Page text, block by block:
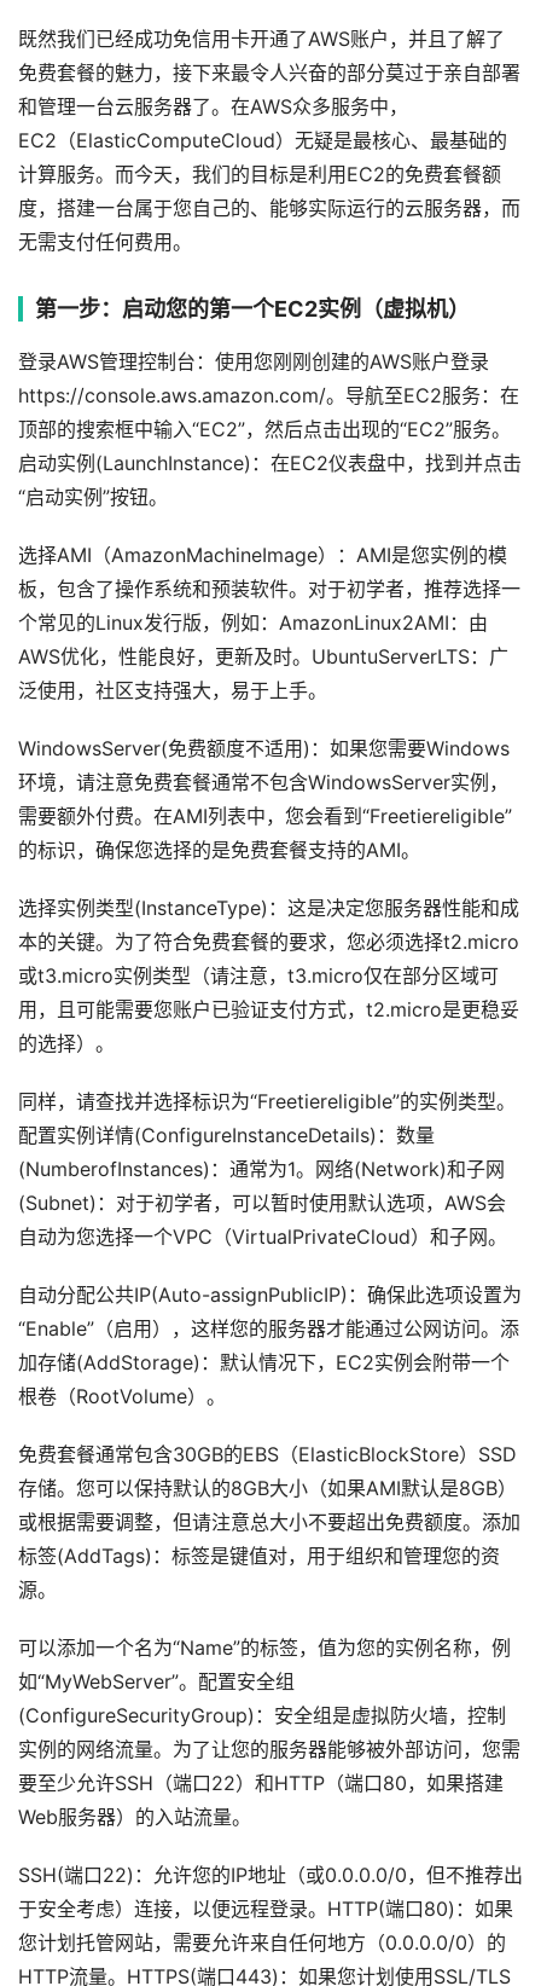
既然我们已经成功免信用卡开通了AWS账户，并且了解了
免费套餐的魅力，接下来最令人兴奋的部分莫过于亲自部署
和管理一台云服务器了。在AWS众多服务中，
EC2（ElasticComputeCloud）无疑是最核心、最基础的
计算服务。而今天，我们的目标是利用EC2的免费套餐额
度，搭建一台属于您自己的、能够实际运行的云服务器，而
无需支付任何费用。
第一步：启动您的第一个EC2实例（虚拟机）
登录AWS管理控制台：使用您刚刚创建的AWS账户登录
https://console.aws.amazon.com/。导航至EC2服务：在
顶部的搜索框中输入“EC2”，然后点击出现的“EC2”服务。
启动实例(LaunchInstance)：在EC2仪表盘中，找到并点击
“启动实例”按钮。
选择AMI（AmazonMachineImage）：AMI是您实例的模
板，包含了操作系统和预装软件。对于初学者，推荐选择一
个常见的Linux发行版，例如：AmazonLinux2AMI：由
AWS优化，性能良好，更新及时。UbuntuServerLTS：广
泛使用，社区支持强大，易于上手。
WindowsServer(免费额度不适用)：如果您需要Windows
环境，请注意免费套餐通常不包含WindowsServer实例，
需要额外付费。在AMI列表中，您会看到“Freetiereligible”
的标识，确保您选择的是免费套餐支持的AMI。
选择实例类型(InstanceType)：这是决定您服务器性能和成
本的关键。为了符合免费套餐的要求，您必须选择t2.micro
或t3.micro实例类型（请注意，t3.micro仅在部分区域可
用，且可能需要您账户已验证支付方式，t2.micro是更稳妥
的选择）。
同样，请查找并选择标识为“Freetiereligible”的实例类型。
配置实例详情(ConfigureInstanceDetails)：数量
(NumberofInstances)：通常为1。网络(Network)和子网
(Subnet)：对于初学者，可以暂时使用默认选项，AWS会
自动为您选择一个VPC（VirtualPrivateCloud）和子网。
自动分配公共IP(Auto-assignPublicIP)：确保此选项设置为
“Enable”（启用），这样您的服务器才能通过公网访问。添
加存储(AddStorage)：默认情况下，EC2实例会附带一个
根卷（RootVolume）。
免费套餐通常包含30GB的EBS（ElasticBlockStore）SSD
存储。您可以保持默认的8GB大小（如果AMI默认是8GB）
或根据需要调整，但请注意总大小不要超出免费额度。添加
标签(AddTags)：标签是键值对，用于组织和管理您的资
源。
可以添加一个名为“Name”的标签，值为您的实例名称，例
如“MyWebServer”。配置安全组
(ConfigureSecurityGroup)：安全组是虚拟防火墙，控制
实例的网络流量。为了让您的服务器能够被外部访问，您需
要至少允许SSH（端口22）和HTTP（端口80，如果搭建
Web服务器）的入站流量。
SSH(端口22)：允许您的IP地址（或0.0.0.0/0，但不推荐出
于安全考虑）连接，以便远程登录。HTTP(端口80)：如果
您计划托管网站，需要允许来自任何地方（0.0.0.0/0）的
HTTP流量。HTTPS(端口443)：如果您计划使用SSL/TLS